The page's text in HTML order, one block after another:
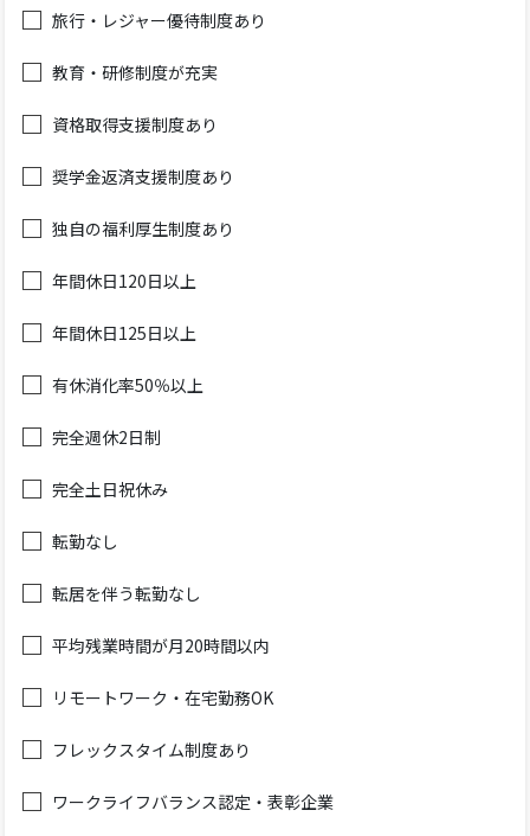
旅行・レジャー優待制度あり
教育・研修制度が充実
資格取得支援制度あり
奨学金返済支援制度あり
独自の福利厚生制度あり
年間休日120日以上
年間休日125日以上
有休消化率50％以上
完全週休2日制
完全土日祝休み
転勤なし
転居を伴う転勤なし
平均残業時間が月20時間以内
リモートワーク・在宅勤務OK
フレックスタイム制度あり
ワークライフバランス認定・表彰企業